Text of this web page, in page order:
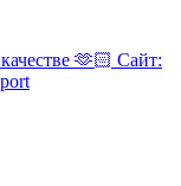
🫶🏻 Сайт: